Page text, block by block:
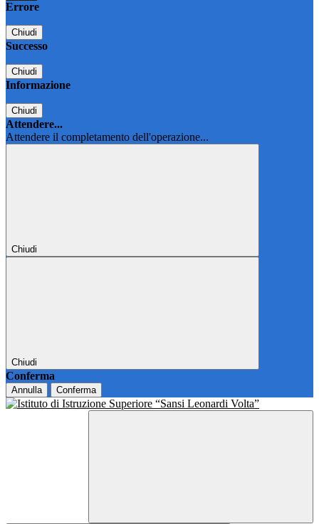
Errore
Chiudi
Successo
Chiudi
Informazione
Chiudi
Attendere...
Attendere il completamento dell'operazione...
Chiudi
Chiudi
Conferma
Annulla Conferma